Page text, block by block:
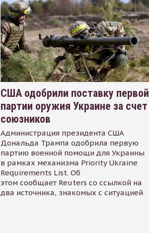
США одобрили поставку первой
партии оружия Украине за счет
союзников
Администрация президента США
Дональда Трампа одобрила первую
партию военной помощи для Украины
в рамках механизма Priority Ukraine
Requirements List. Об
этом сообщает Reuters со ссылкой на
два источника, знакомых с ситуацией